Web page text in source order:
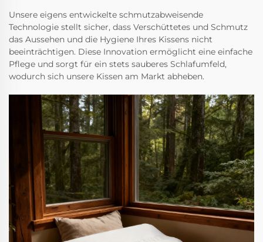
Unsere eigens entwickelte schmutzabweisende
Technologie stellt sicher, dass Verschüttetes und Schmutz
das Aussehen und die Hygiene Ihres Kissens nicht
beeinträchtigen. Diese Innovation ermöglicht eine einfache
Pflege und sorgt für ein stets sauberes Schlafumfeld,
wodurch sich unsere Kissen am Markt abheben.